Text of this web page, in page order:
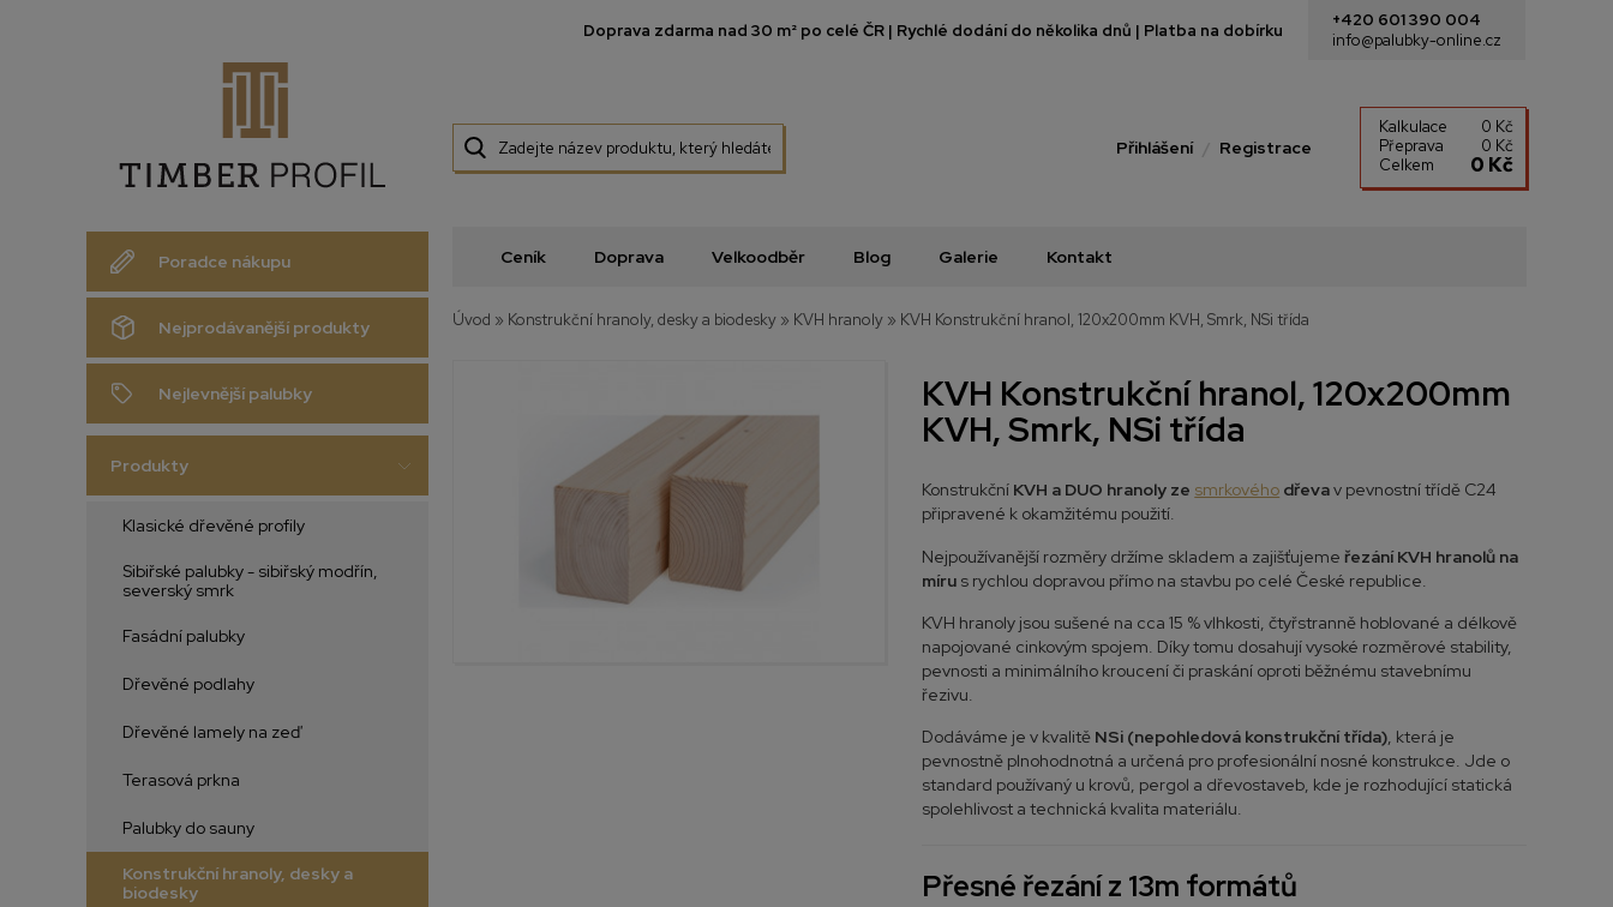
Poradce nákupu
Doprava zdarma nad 30 m² po celé ČR | Rychlé dodání do několika dnů | Platba na dobírku
+420 601 390 004
info@palubky-online.cz
Přihlášení Registrace
Kalkulace
0 Kč
Přeprava
0 Kč
Celkem
0 Kč
Ceník Doprava Velkoodběr Blog Galerie Kontakt
Nejprodávanější produkty
Nejlevnější palubky
Produkty
Klasické dřevěné profily
Sibiřské palubky - sibiřský modřín,
severský smrk
Fasádní palubky
Dřevěné podlahy
Dřevěné lamely na zeď
Terasová prkna
Palubky do sauny
Konstrukční hranoly, desky a
biodesky
Úvod » Konstrukční hranoly, desky a biodesky » KVH hranoly » KVH Konstrukční hranol, 120x200mm KVH, Smrk, NSi třída
KVH Konstrukční hranol, 120x200mm
KVH, Smrk, NSi třída
Konstrukční KVH a DUO hranoly ze smrkového dřevav pevnostní třídě C24
připravené k okamžitému použití.
Nejpoužívanější rozměry držíme skladem a zajišťujeme řezání KVH hranolů na
míru s rychlou dopravou přímo na stavbu po celé České republice.
KVH hranoly jsou sušené na cca 15 % vlhkosti, čtyřstranně hoblované a délkově
napojované cinkovým spojem. Díky tomu dosahují vysoké rozměrové stability,
pevnosti a minimálního kroucení či praskání oproti běžnému stavebnímu
řezivu.
Dodáváme je v kvalitě NSi (nepohledová konstrukční třída), která je
pevnostně plnohodnotná a určená pro profesionální nosné konstrukce. Jde o
standard používaný u krovů, pergol a dřevostaveb, kde je rozhodující statická
spolehlivost a technická kvalita materiálu.
Přesné řezání z 13m formátů